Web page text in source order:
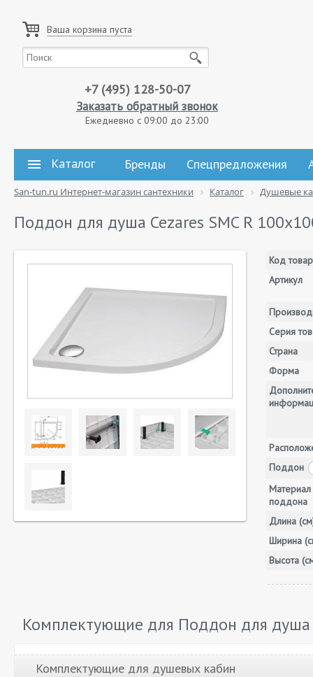
Ваша корзина пуста
+7 (495) 128-50-07
Заказать обратный звонок
Ежедневно с 09:00 до 23:00
Каталог Бренды Спецпредложения
San-tun.ru Интернет-магазин сантехники Каталог Душевые
Поддон для душа Cezares SMC R
Код
Артикул
Серия
Страна
Форма
Поддон
Материал
поддона
Длина
Ширина
Высота
Комплектующие для Поддон для душа
Комплектующие для душевых кабин